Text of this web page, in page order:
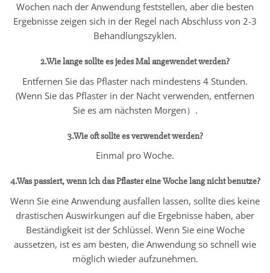
Wochen nach der Anwendung feststellen, aber die besten
Ergebnisse zeigen sich in der Regel nach Abschluss von 2-3
Behandlungszyklen.
2.Wie lange sollte es jedes Mal angewendet werden?
Entfernen Sie das Pflaster nach mindestens 4 Stunden.
(Wenn Sie das Pflaster in der Nacht verwenden, entfernen
Sie es am nächsten Morgen）.
3.Wie oft sollte es verwendet werden?
Einmal pro Woche.
4.Was passiert, wenn ich das Pflaster eine Woche lang nicht benutze?
Wenn Sie eine Anwendung ausfallen lassen, sollte dies keine
drastischen Auswirkungen auf die Ergebnisse haben, aber
Beständigkeit ist der Schlüssel. Wenn Sie eine Woche
aussetzen, ist es am besten, die Anwendung so schnell wie
möglich wieder aufzunehmen.